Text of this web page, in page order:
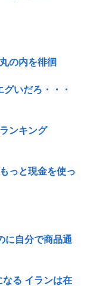
の内を徘徊
いだろ・・・
ンキング
っと現金を使っ
に自分で商品通
る イランは在